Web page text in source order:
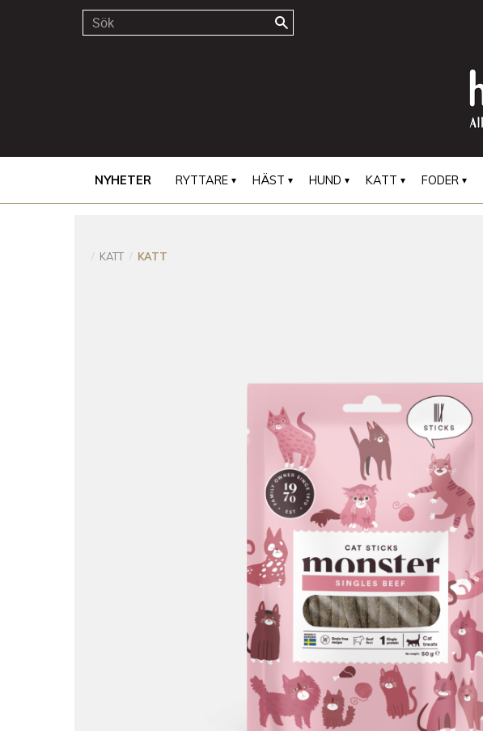
NYHETER RYTTARE HÄST HUND KATT FODER
KATT KATT